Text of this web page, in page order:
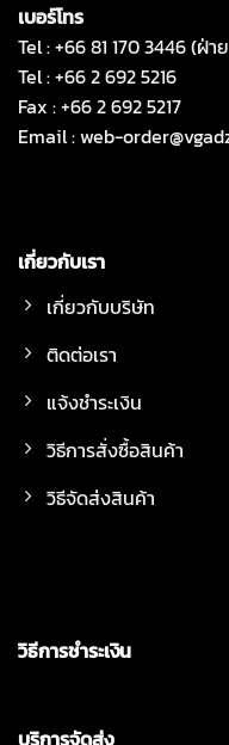
เบอร์โทร
Tel : +66 81 170 3446 (ฝ่
Tel : +66 2 692 5216
Fax : +66 2 692 5217
Email :web-
เกี่ยวกับเรา
เกี่ยวกับบริษัท
ติดต่อเรา
แจ้งชำระเงิน
วิธีการสั่งซื้อสินค้า
วิธีจัดส่งสินค้า
วิธีการชำระเงิน